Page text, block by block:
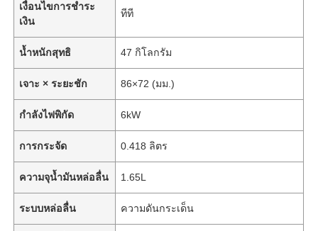
เงื่อนไขการชำระ
เงิน
ทีที
น้ำหนักสุทธิ 47 กิโลกรัม
เจาะ × ระยะชัก 86×72 (มม.)
กำลังไฟพิกัด 6kW
การกระจัด 0.418 ลิตร
ความจุน้ำมันหล่อลื่น 1.65L
ระบบหล่อลื่น ความดันกระเด็น